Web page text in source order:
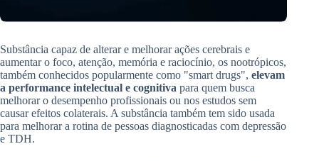
Substância capaz de alterar e melhorar ações cerebrais e
aumentar o foco, atenção, memória e raciocínio, os nootrópicos,
também conhecidos popularmente como "smart drugs", elevam
a performance intelectual e cognitiva para quem busca
melhorar o desempenho profissionais ou nos estudos sem
causar efeitos colaterais. A substância também tem sido usada
para melhorar a rotina de pessoas diagnosticadas com depressão
e TDH.